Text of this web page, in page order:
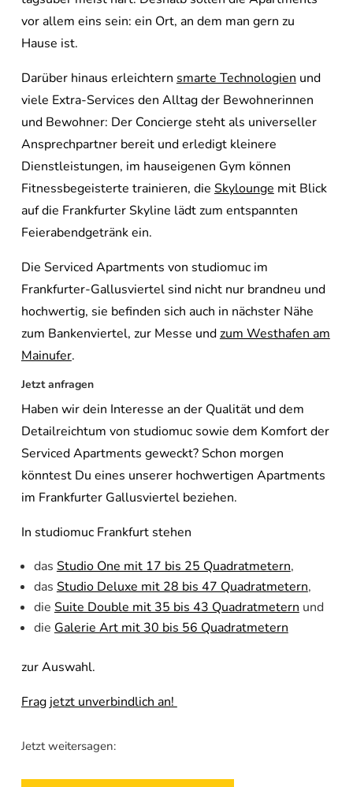
vor allem eins sein: ein Ort, an dem man gern zu
Hause ist.
Darüber hinaus erleichternsmarte Technologienund
viele Extra-Services den Alltag der Bewohnerinnen
und Bewohner: Der Concierge steht als universeller
Ansprechpartner bereit und erledigt kleinere
Dienstleistungen, im hauseigenen Gym können
Fitnessbegeisterte trainieren, dieSkyloungemit Blick
auf die Frankfurter Skyline lädt zum entspannten
Feierabendgetränk ein.
Die Serviced Apartments von studiomuc im
Frankfurter-Gallusviertel sind nicht nur brandneu und
hochwertig, sie befinden sich auch in nächster Nähe
zum Bankenviertel, zur Messe undzum Westhafen am
Mainufer.
Jetzt anfragen
Haben wir dein Interesse an der Qualität und dem
Detailreichtum von studiomuc sowie dem Komfort der
Serviced Apartments geweckt? Schon morgen
könntest Du eines unserer hochwertigen Apartments
im Frankfurter Gallusviertel beziehen.
In studiomuc Frankfurt stehen
dasStudio One mit 17 bis 25 Quadratmetern,
dasStudio Deluxe mit 28 bis 47 Quadratmetern,
dieSuite Double mit 35 bis 43 Quadratmeternund
dieGalerie Art mit 30 bis 56 Quadratmetern
zur Auswahl.
Frag jetzt unverbindlich an!
Jetzt weitersagen: